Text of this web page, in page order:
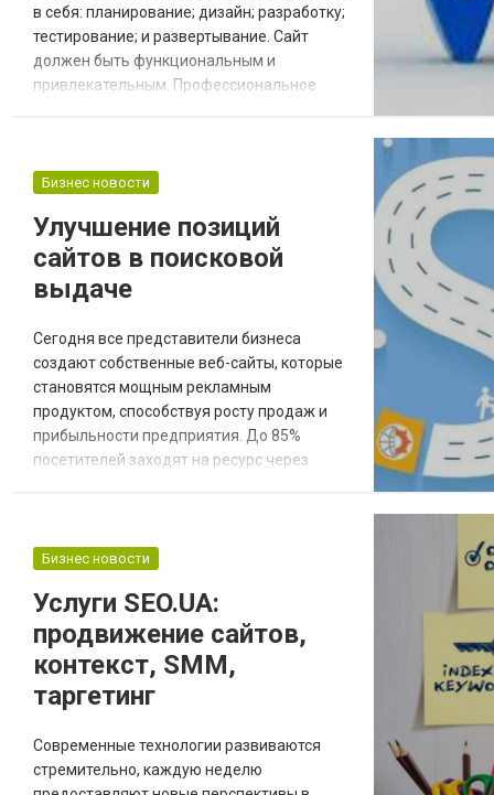
в себя: планирование; дизайн; разработку;
тестирование; и развертывание. Сайт
должен быть функциональным и
привлекательным. Профессиональное
Затем проектируют внешний вид,
шрифты и интерфейс Разработчики
создают код для клиентской и...
Бизнес новости
Улучшение позиций
сайтов в поисковой
выдаче
Сегодня все представители бизнеса
создают собственные веб-сайты, которые
становятся мощным рекламным
продуктом, способствуя росту продаж и
прибыльности предприятия. До 85%
посетителей заходят на ресурс через
покупателей. Исправить ситуацию можно
Ссылочное продвижение интернет-
ресурса Размещение вечных ссылок на...
Бизнес новости
Услуги SEO.UA:
продвижение сайтов,
контекст, SMM,
таргетинг
Современные технологии развиваются
стремительно, каждую неделю